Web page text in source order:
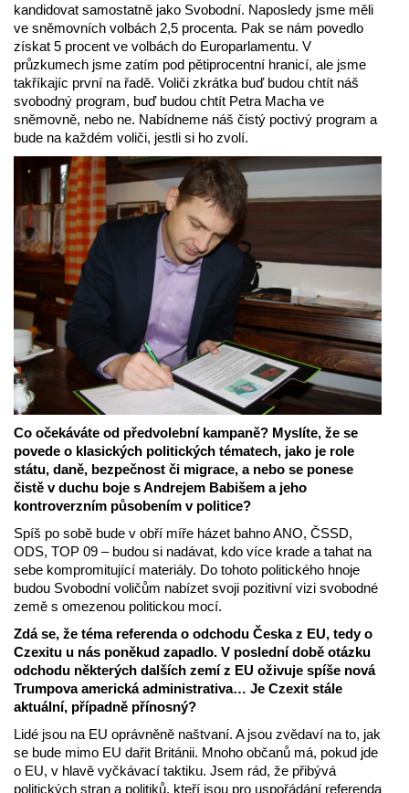
kandidovat samostatně jako Svobodní. Naposledy jsme měli
ve sněmovních volbách 2,5 procenta. Pak se nám povedlo
získat 5 procent ve volbách do Europarlamentu. V
průzkumech jsme zatím pod pětiprocentní hranicí, ale jsme
takříkajíc první na řadě. Voliči zkrátka buď budou chtít náš
svobodný program, buď budou chtít Petra Macha ve
sněmovně, nebo ne. Nabídneme náš čistý poctivý program a
bude na každém voliči, jestli si ho zvolí.
Co očekáváte od předvolební kampaně? Myslíte, že se
povede o klasických politických tématech, jako je role
státu, daně, bezpečnost či migrace, a nebo se ponese
čistě v duchu boje s Andrejem Babišem a jeho
kontroverzním působením v politice?
Spíš po sobě bude v obří míře házet bahno ANO, ČSSD,
ODS, TOP 09 – budou si nadávat, kdo více krade a tahat na
sebe kompromitující materiály. Do tohoto politického hnoje
budou Svobodní voličům nabízet svoji pozitivní vizi svobodné
země s omezenou politickou mocí.
Zdá se, že téma referenda o odchodu Česka z EU, tedy o
Czexitu u nás poněkud zapadlo. V poslední době otázku
odchodu některých dalších zemí z EU oživuje spíše nová
Trumpova americká administrativa… Je Czexit stále
aktuální, případně přínosný?
Lidé jsou na EU oprávněně naštvaní. A jsou zvědaví na to, jak
se bude mimo EU dařit Británii. Mnoho občanů má, pokud jde
o EU, v hlavě vyčkávací taktiku. Jsem rád, že přibývá
politických stran a politiků, kteří jsou pro uspořádání referenda